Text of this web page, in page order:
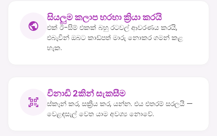
සියලුම කලාප හරහා ක්‍රියා කරයි
එක් ඊ-සිම් එකක් බහු රටවල් ආවරණය කරයි,
එබැවින් ඔබට කාඩ්පත් මාරු නොකර ගමන් කළ
හැක.
විනාඩි 2කින් සැකසීම
ස්කෑන් කර, සක්‍රිය කර, යන්න. එය එතරම් සරලයි —
වෙළඳසැල් වෙත යාම අවශ්‍ය නොවේ.